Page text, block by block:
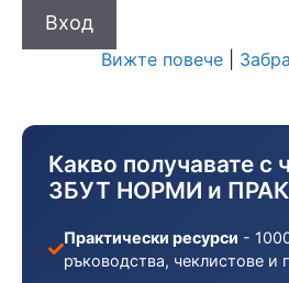
Вижте повече|
Какво получавате с
ЗБУТ НОРМИ и
Практически ресурси -
ръководства, чеклистове и